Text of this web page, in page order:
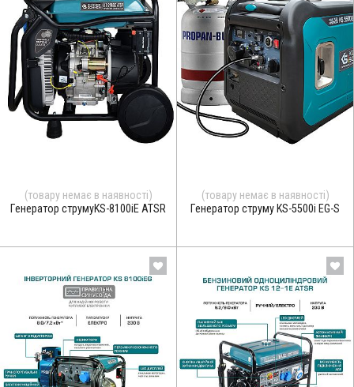
(товару немає в наявності)
Генератор струмуKS-8100iE ATSR
(товару немає в наявності)
Генератор струму KS-5500i EG-S